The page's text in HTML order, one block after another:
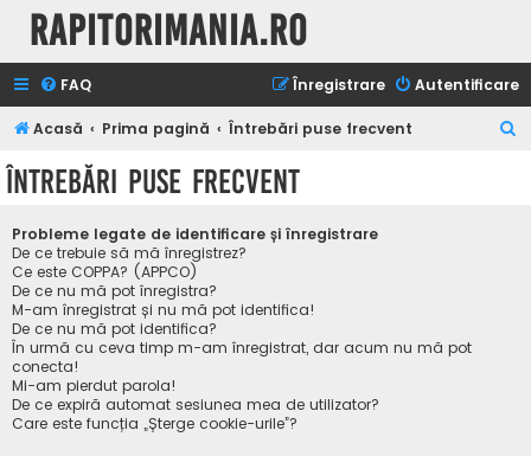
Rapitorimania.ro
FAQ Autentificare
Înregistrare
Acasă Prima pagină Întrebări puse frecvent
Întrebări puse frecvent
Probleme legate de identificare și înregistrare
De ce trebuie să mă înregistrez?
Ce este COPPA? (APPCO)
De ce nu mă pot înregistra?
M-am înregistrat și nu mă pot identifica!
De ce nu mă pot identifica?
În urmă cu ceva timp m-am înregistrat, dar acum nu mă pot
conecta!
Mi-am pierdut parola!
De ce expiră automat sesiunea mea de utilizator?
Care este funcția „Șterge cookie-urile”?